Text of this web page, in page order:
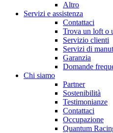
Altro
Servizi e assistenza
Contattaci
Trova un loft o
Servizio clienti
Servizi di
Garanzia
Domande
Chi siamo
Partner
Sostenibilità
Testimonianze
Contattaci
Occupazione
Quantum